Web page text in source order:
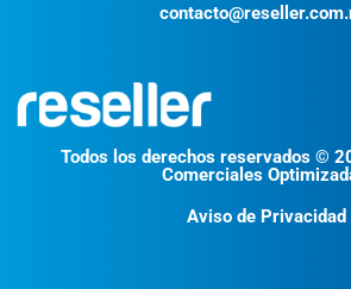
Todos los derechos reservados ©
Comerciales
Aviso de Privacidad